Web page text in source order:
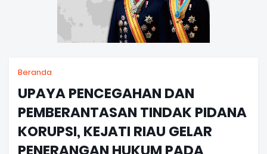
Beranda
UPAYA PENCEGAHAN DAN
PEMBERANTASAN TINDAK PIDANA
KORUPSI, KEJATI RIAU GELAR